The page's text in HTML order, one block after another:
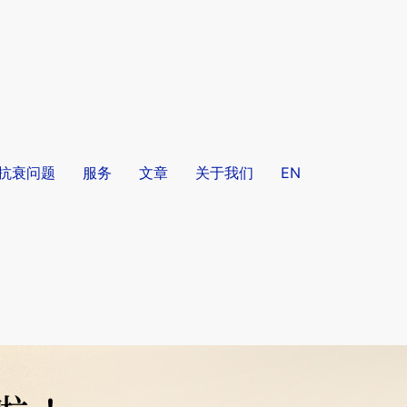
衰问题 服务 文章 关于我们 EN